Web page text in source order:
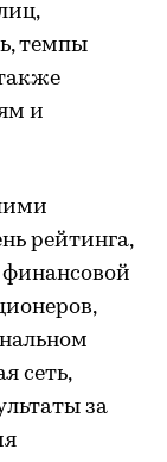
темпы
и
рейтинга,
сеть,
за